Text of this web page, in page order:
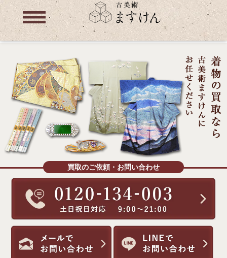
買取のご依頼・お問い合わせ